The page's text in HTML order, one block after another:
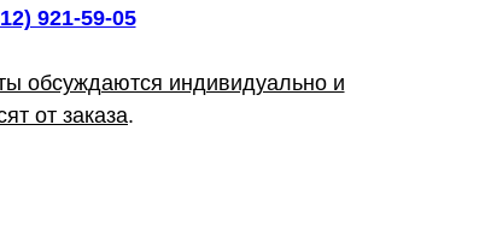
921-59-05
обсуждаются индивидуально и
от заказа.